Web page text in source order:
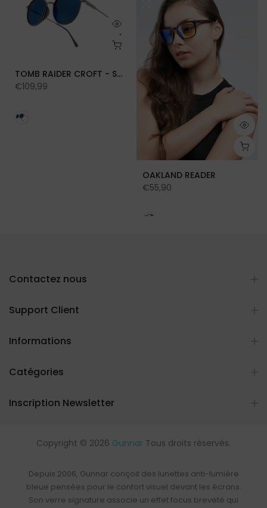
TOMB RAIDER CROFT - SUN
€109,99
OAKLAND READER
€55,90
Contactez nous
Support Client
Informations
Catégories
Inscription Newsletter
Copyright © 2026 Gunnar Tous droits réservés.
Depuis 2006, Gunnar conçoit des lunettes anti-lumière
bleue pensées pour le confort visuel devant les écrans.
Son verre signature associe un effet focus breveté qui